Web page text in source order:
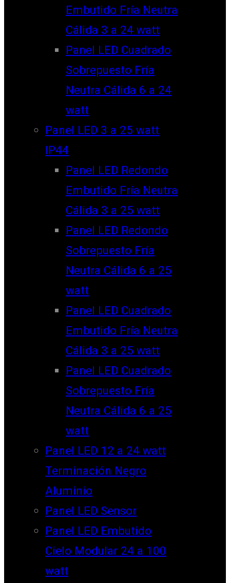
Embutido Fría Neutra
Cálida 3 a 24 watt
Panel LED Cuadrado
Sobrepuesto Fría
Neutra Cálida 6 a 24
watt
Panel LED 3 a 25 watt
IP44
Panel LED Redondo
Embutido Fría Neutra
Cálida 3 a 25 watt
Panel LED Redondo
Sobrepuesto Fría
Neutra Cálida 6 a 25
watt
Panel LED Cuadrado
Embutido Fría Neutra
Cálida 3 a 25 watt
Panel LED Cuadrado
Sobrepuesto Fría
Neutra Cálida 6 a 25
watt
Panel LED 12 a 24 watt
Terminación Negro
Aluminio
Panel LED Sensor
Panel LED Embutido
Cielo Modular 24 a 100
watt